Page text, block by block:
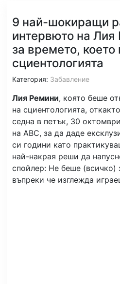
9 най-шокиращи
интервюто на
за времето, което
сциентологията
Категория: Забавление
Лия Ремини, която беше
на сциентологията,
седна в петък, 30
на ABC, за да даде
си години като
най-накрая реши да
спойлер: Не беше (всичко)
въпреки че изглежда